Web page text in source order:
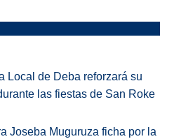
Local de Deba reforzará su
las fiestas de San Roke
Joseba Muguruza ficha por la